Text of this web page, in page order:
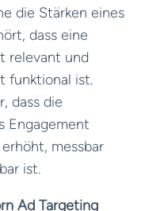
die Stärken eines
dass eine
relevant und
funktional ist.
dass die
Engagement
messbar
ist.
Ad Targeting